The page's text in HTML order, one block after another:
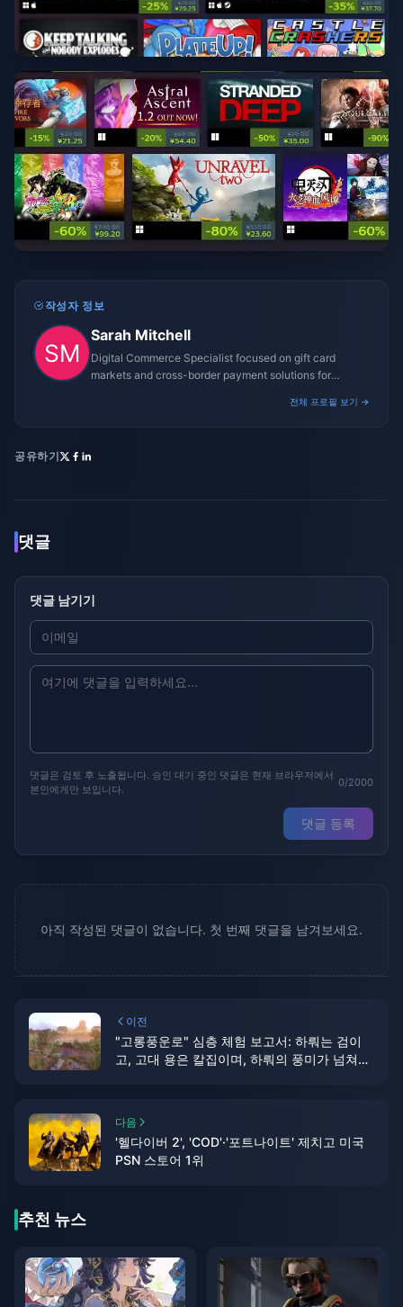
작성자 정보
Sarah Mitchell
Digital Commerce Specialist focused on gift card
markets and cross-border payment solutions for
전체 프로필 보기 →
공유하기
댓글
댓글 남기기
댓글은 검토 후 노출됩니다. 승인 대기 중인 댓글은 현재 브라우저에서
본인에게만 보입니다.
0/2000
댓글 등록
아직 작성된 댓글이 없습니다. 첫 번째 댓글을 남겨보세요.
이전
"고롱풍운로" 심층 체험 보고서: 하뤄는 검이
고, 고대 용은 칼집이며, 하뤄의 풍미가 넘쳐나
다음
'헬다이버 2', 'COD'·'포트나이트' 제치고 미국
PSN 스토어 1위
추천 뉴스